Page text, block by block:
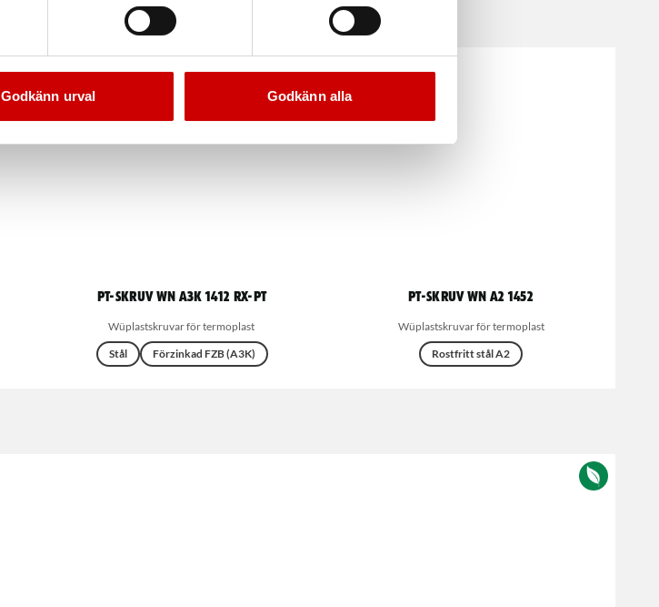
Godkänn urval Godkänn alla
PT-skruv WN A3K 1412 RX-PT
Wüplastskruvar för termoplast
Stål
Förzinkad FZB (A3K)
PT-skruv WN A2 1452
Wüplastskruvar för termoplast
Rostfritt stål A2